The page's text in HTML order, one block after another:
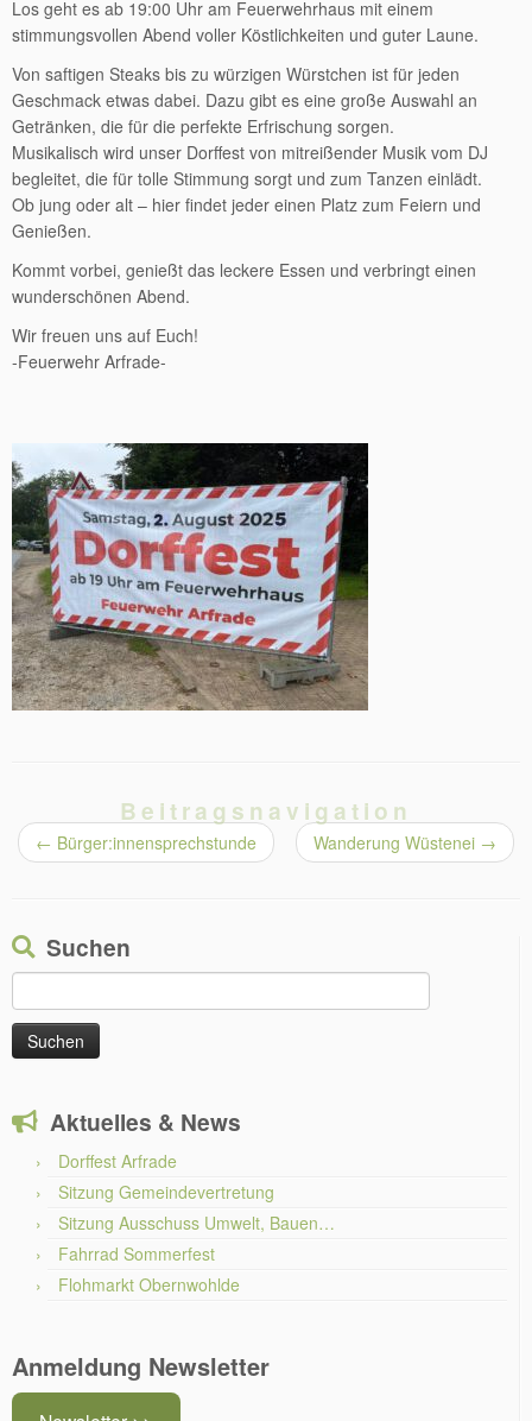
Los geht es ab 19:00 Uhr am Feuerwehrhaus mit einem
stimmungsvollen Abend voller Köstlichkeiten und guter Laune.
Von saftigen Steaks bis zu würzigen Würstchen ist für jeden
Geschmack etwas dabei. Dazu gibt es eine große Auswahl an
Getränken, die für die perfekte Erfrischung sorgen.
Musikalisch wird unser Dorffest von mitreißender Musik vom DJ
begleitet, die für tolle Stimmung sorgt und zum Tanzen einlädt.
Ob jung oder alt – hier findet jeder einen Platz zum Feiern und
Genießen.
Kommt vorbei, genießt das leckere Essen und verbringt einen
wunderschönen Abend.
Wir freuen uns auf Euch!
-Feuerwehr Arfrade-
Beitragsnavigation
← Bürger:innensprechstunde Wanderung Wüstenei →
Suchen
nach:
Aktuelles & News
Dorffest Arfrade
Sitzung Gemeindevertretung
Sitzung Ausschuss Umwelt, Bauen…
Fahrrad Sommerfest
Flohmarkt Obernwohlde
Anmeldung Newsletter